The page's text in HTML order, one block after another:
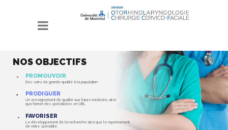
NOS OBJECTIFS
PROMOUVOIR
Des soins de grande qualité à la population
PRODIGUER
Un enseignement de qualité aux futurs médecins ainsi
que former des spécialistes en ORL
FAVORISER
Le développement de la recherche ainsi que le rayonnement
de notre spécialité.